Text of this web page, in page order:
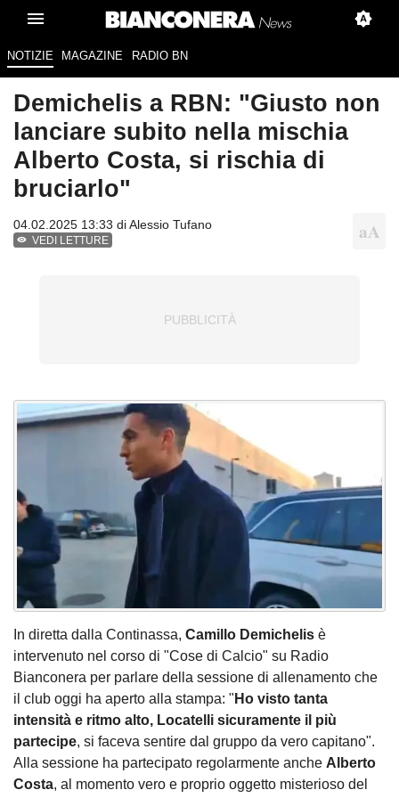
NOTIZIE MAGAZINE RADIO BN
Demichelis a RBN: "Giusto non
lanciare subito nella mischia
Alberto Costa, si rischia di
bruciarlo"
04.02.2025 13:33 diAlessio Tufano
VEDI LETTURE
In diretta dalla Continassa, Camillo Demichelis è
intervenuto nel corso di "Cose di Calcio" su Radio
Bianconera per parlare della sessione di allenamento che
il club oggi ha aperto alla stampa: " Ho visto tanta
intensità e ritmo alto, Locatelli sicuramente il più
partecipe, si faceva sentire dal gruppo da vero capitano".
Alla sessione ha partecipato regolarmente anche Alberto
Costa, al momento vero e proprio oggetto misterioso del